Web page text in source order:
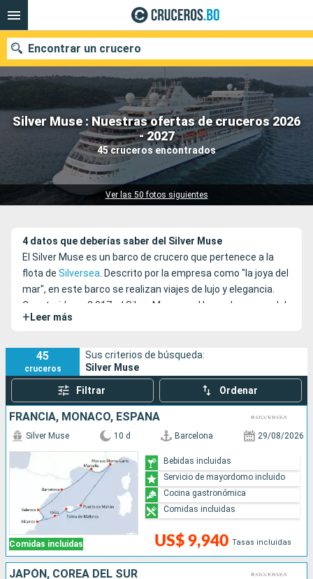
Silver Muse : Nuestras ofertas de cruceros 2026
- 2027
45 cruceros encontrados
Ver las 50 fotos siguientes
Encontrar un crucero
Nuestros destinos
Fecha de salida
Puertos
4 datos que deberías saber del Silver Muse
El Silver Muse es un barco de crucero que pertenece a la
flota de Silversea. Descrito por la empresa como "la joya del
mar", en este barco se realizan viajes de lujo y elegancia.
Construido en 2.017, el Silver Muse es el barco hermano del
Silver Moon.
+ Leer más
45
cruceros
Sus criterios de búsqueda:
Silver Muse
Filtrar Ordenar
FRANCIA, MONACO, ESPAÑA
Comidas incluidas
Silver Muse 10 d Barcelona 29/08/2026
US$ 9,940 Tasas incluidas
Bebidas incluidas
Servicio de mayordomo incluido
Cocina gastronómica
Comidas incluidas
JAPÓN, COREA DEL SUR